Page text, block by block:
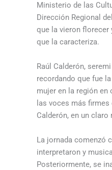
Ministerio de las
Dirección Regional
que la vieron florecer
que la caracteriza.
Raúl Calderón,
recordando que fue
mujer en la región
las voces más
Calderón, en un
La jornada comenzó
interpretaron y
Posteriormente, se